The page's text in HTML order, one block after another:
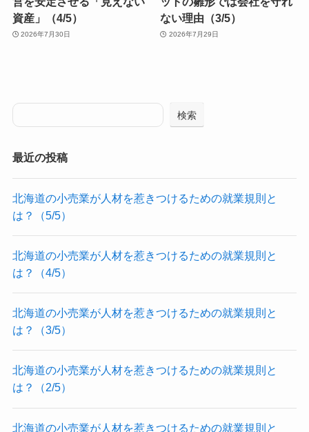
資産」（4/5）
2026年7月30日
ない理由（3/5）
2026年7月29日
検索
最近の投稿
北海道の小売業が人材を惹きつけるための就業規則と
は？（5/5）
北海道の小売業が人材を惹きつけるための就業規則と
は？（4/5）
北海道の小売業が人材を惹きつけるための就業規則と
は？（3/5）
北海道の小売業が人材を惹きつけるための就業規則と
は？（2/5）
北海道の小売業が人材を惹きつけるための就業規則と